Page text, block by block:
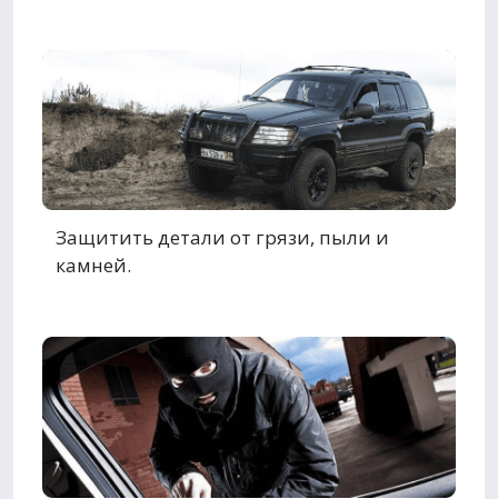
Защитить детали от грязи, пыли и
камней.